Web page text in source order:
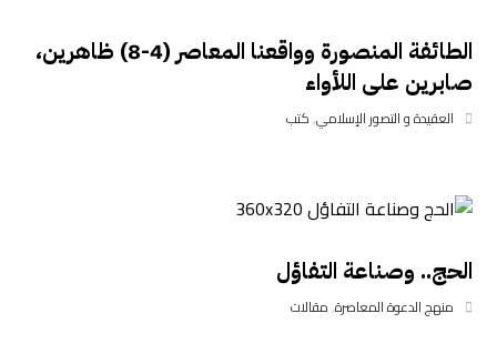
الطائفة المنصورة وواقعنا المعاصر (4-8) ظاهرين،
صابرين على اللأواء
العقيدة و التصور الإسلامي,كتب
الحج.. وصناعة التفاؤل
منهج الدعوة المعاصرة,مقالات